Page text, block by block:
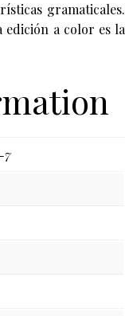
gramaticales.
edición a color es la
7